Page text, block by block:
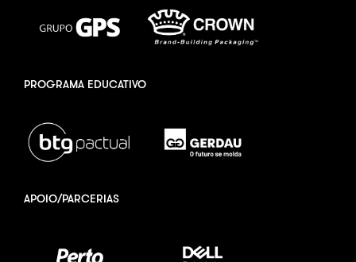
PROGRAMA EDUCATIVO
APOIO/PARCERIAS